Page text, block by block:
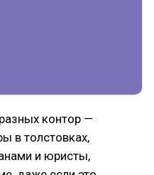
контор —
в толстовках,
и юристы,